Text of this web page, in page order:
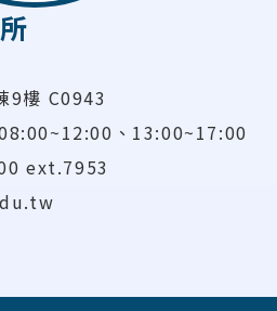
9樓 C0943
、13:00~17:00
ext.7953